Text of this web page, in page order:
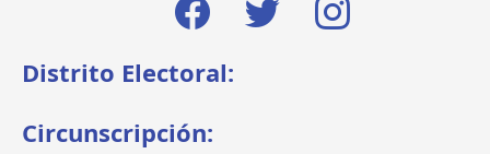
Distrito Electoral:
Circunscripción: